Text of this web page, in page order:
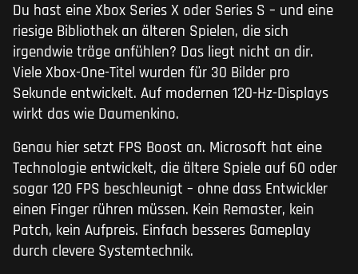
Du hast eine Xbox Series X oder Series S – und eine
riesige Bibliothek an älteren Spielen, die sich
irgendwie träge anfühlen? Das liegt nicht an dir.
Viele Xbox-One-Titel wurden für 30 Bilder pro
Sekunde entwickelt. Auf modernen 120-Hz-Displays
wirkt das wie Daumenkino.
Genau hier setzt FPS Boost an. Microsoft hat eine
Technologie entwickelt, die ältere Spiele auf 60 oder
sogar 120 FPS beschleunigt – ohne dass Entwickler
einen Finger rühren müssen. Kein Remaster, kein
Patch, kein Aufpreis. Einfach besseres Gameplay
durch clevere Systemtechnik.